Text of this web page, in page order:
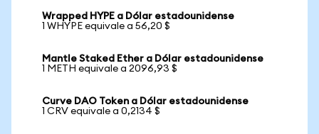
Wrapped HYPE a Dólar estadounidense
1 WHYPE equivale a 56,20 $
Mantle Staked Ether a Dólar estadounidense
1 METH equivale a 2096,93 $
Curve DAO Token a Dólar estadounidense
1 CRV equivale a 0,2134 $